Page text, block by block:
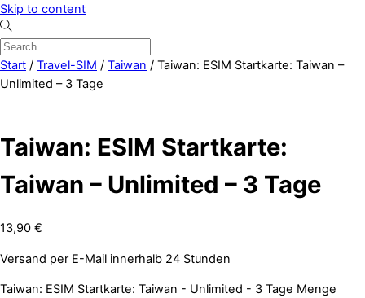
Skip to content
Start / Travel-SIM / Taiwan / Taiwan: ESIM Startkarte: Taiwan –
Unlimited – 3 Tage
Taiwan: ESIM Startkarte:
Taiwan – Unlimited – 3 Tage
13,90 €
Versand per E-Mail innerhalb 24 Stunden
Taiwan: ESIM Startkarte: Taiwan - Unlimited - 3 Tage Menge